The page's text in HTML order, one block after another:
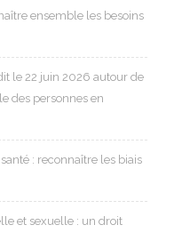
ensemble les besoins
le 22 juin 2026 autour de
des personnes en
: reconnaître les biais
et sexuelle : un droit